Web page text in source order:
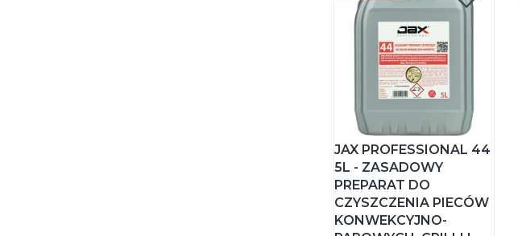
JAX PROFESSIONAL 44
5L - ZASADOWY
PREPARAT DO
CZYSZCZENIA PIECÓW
KONWEKCYJNO-